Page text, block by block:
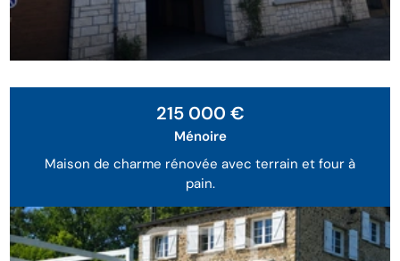
Maison de charme rénovée avec terrain et four à
pain.
215 000 €
Ménoire